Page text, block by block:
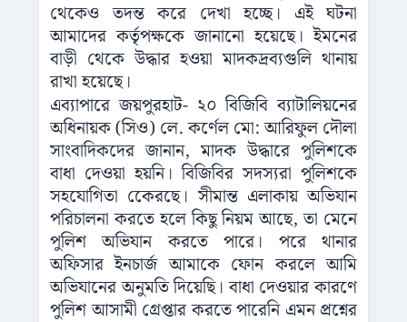
থেকেও তদন্ত করে দেখা হচ্ছে। এই ঘটনা
আমাদের কর্তৃপক্ষকে জানানো হয়েছে। ইমনের
বাড়ী থেকে উদ্ধার হওয়া মাদকদ্রব্যগুলি থানায়
রাখা হয়েছে।
এব্যাপারে জয়পুরহাট- ২০ বিজিবি ব্যাটালিয়নের
অধিনায়ক (সিও) লে. কর্ণেল মো: আরিফুল দৌলা
সাংবাদিকদের জানান, মাদক উদ্ধারে পুলিশকে
বাধা দেওয়া হয়নি। বিজিবির সদস্যরা পুলিশকে
সহযোগিতা কেেরছে। সীমান্ত এলাকায় অভিযান
পরিচালনা করতে হলে কিছু নিয়ম আছে, তা মেনে
পুলিশ অভিযান করতে পারে। পরে থানার
অফিসার ইনচার্জ আমাকে ফোন করলে আমি
অভিযানের অনুমতি দিয়েছি। বাধা দেওয়ার কারণে
পুলিশ আসামী গ্রেপ্তার করতে পারেনি এমন প্রশ্নের